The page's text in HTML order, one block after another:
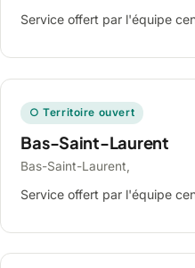
Service offert par l'équipe
○ Territoire ouvert
Bas-Saint-Laurent
Bas-Saint-Laurent,
Service offert par l'équipe